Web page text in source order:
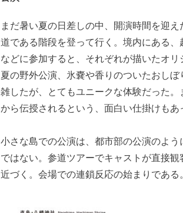
まだ暑い夏の日差しの中、開演時間を迎
道である階段を登って行く。境内にある
などに参加すると、それぞれが描いたオ
夏の野外公演、氷嚢や香りのついたおし
雑したが、とてもユニークな体験だった
から伝授されるという、面白い仕掛けもあ
小さな島での公演は、都市部の公演のよ
ではない。参道ツアーでキャストが直接
近づく。会場での連鎖反応の始まりである